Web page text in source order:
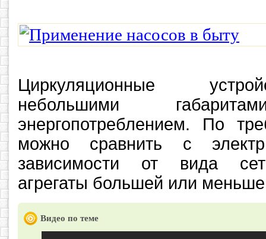
Циркуляционные
небольшими
энергопотреблением. По
можно сравнить с
зависимости от вида
агрегаты большей или
Видео по теме